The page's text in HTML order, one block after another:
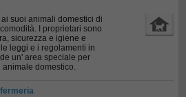
suoi animali domestici di
I proprietari sono
sicurezza e igiene e
leggi e i regolamenti in
un' area speciale per
domestico.